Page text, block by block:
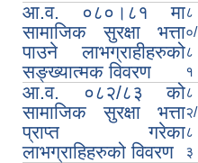
आ.व. ०८०।८१ मा
सामाजिक सुरक्षा भत्ता
पाउने लाभग्राहीहरुको
स‌ङ्ख्यात्मक विवरण
८
०/
८
१
आ.व. ०८२/८३ को
सामाजिक सुरक्षा भत्ता
प्राप्त गरेका
लाभग्राहिहरुको विवरण
८
२/
८
३